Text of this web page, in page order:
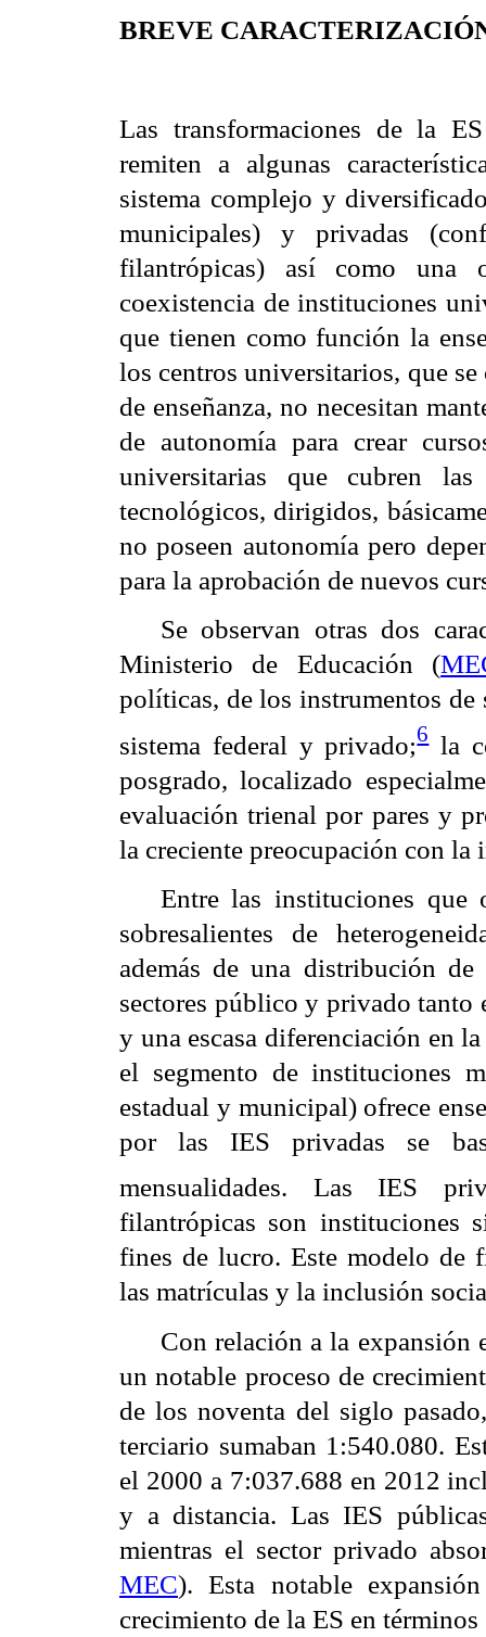
BREVE
Las transformaciones de la
remiten a algunas
sistema complejo y
municipales) y privadas
filantrópicas) así como una
coexistencia de instituciones
que tienen como función la
los centros universitarios, que
de enseñanza, no necesitan
de autonomía para crear
universitarias que cubren
tecnológicos, dirigidos,
no poseen autonomía pero
para la aprobación de nuevos
Se observan otras dos
Ministerio de Educación (
políticas, de los instrumentos
sistema federal y privado;6la
posgrado, localizado
evaluación trienal por pares y
la creciente preocupación con la
Entre las instituciones que
sobresalientes de
además de una distribución de
sectores público y privado tanto
y una escasa diferenciación en
el segmento de instituciones
estadual y municipal) ofrece
por las IES privadas se
mensualidades. Las IES
filantrópicas son instituciones
fines de lucro. Este modelo de
las matrículas y la inclusión
Con relación a la
un notable proceso de
de los noventa del siglo
terciario sumaban 1:540.080.
el 2000 a 7:037.688 en 2012
y a distancia. Las IES
mientras el sector privado
MEC). Esta notable
crecimiento de la ES en